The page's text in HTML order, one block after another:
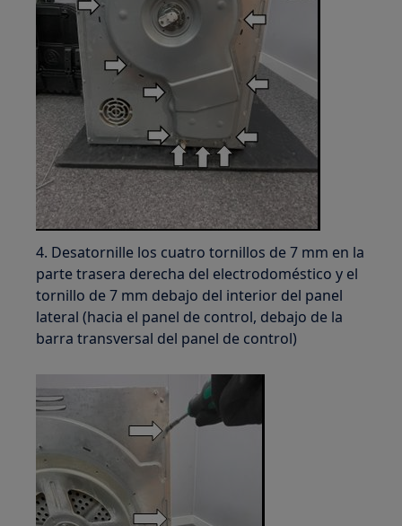
4. Desatornille los cuatro tornillos de 7 mm en la
parte trasera derecha del electrodoméstico y el
tornillo de 7 mm debajo del interior del panel
lateral (hacia el panel de control, debajo de la
barra transversal del panel de control)